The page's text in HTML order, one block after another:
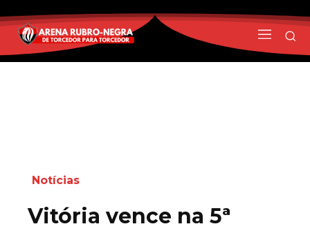
Notícias
Vitória vence na 5ª